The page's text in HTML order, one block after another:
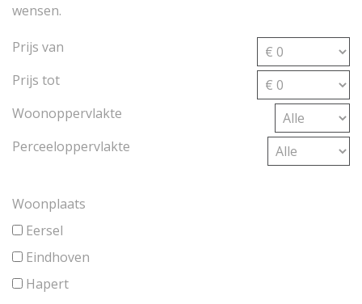
wensen.
Prijs van
Prijs tot
Woonoppervlakte
Perceeloppervlakte
Woonplaats
Eersel
Eindhoven
Hapert